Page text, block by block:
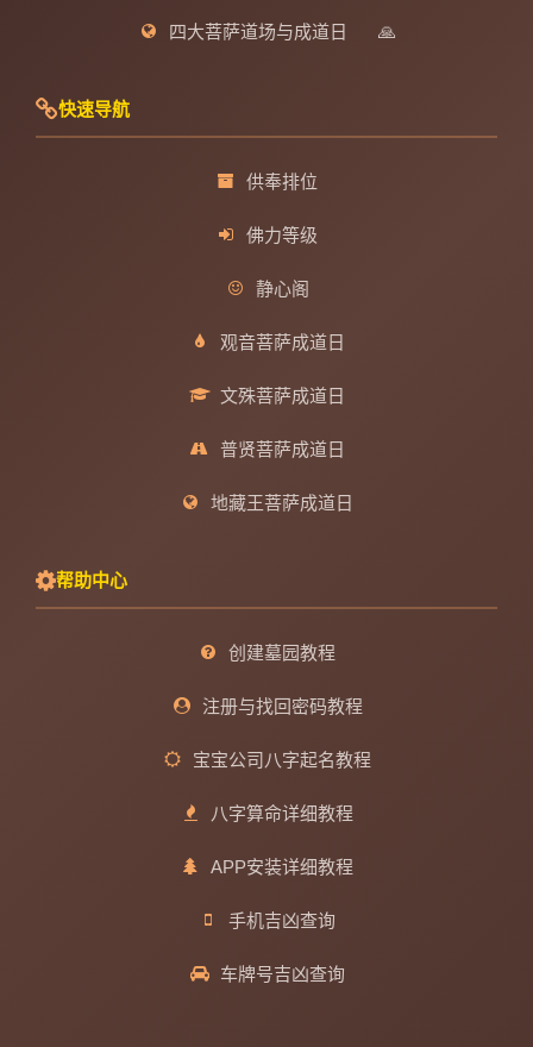
四大菩萨道场与成道日 🙏
快速导航
供奉排位
佛力等级
静心阁
观音菩萨成道日
文殊菩萨成道日
普贤菩萨成道日
地藏王菩萨成道日
帮助中心
创建墓园教程
注册与找回密码教程
宝宝公司八字起名教程
八字算命详细教程
APP安装详细教程
手机吉凶查询
车牌号吉凶查询